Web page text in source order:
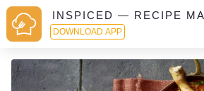
INSPICED — RECIPE
DOWNLOAD APP